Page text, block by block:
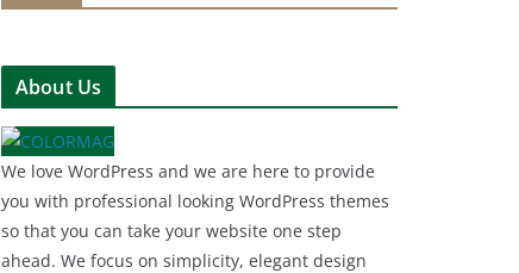
About Us
We love WordPress and we are here to provide
you with professional looking WordPress themes
so that you can take your website one step
ahead. We focus on simplicity, elegant design